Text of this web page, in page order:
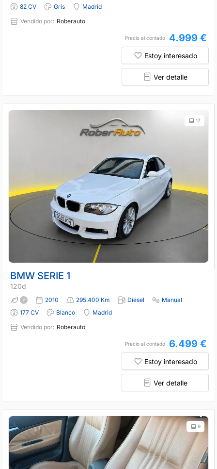
82 CV
Gris
Madrid
Vendido por: Roberauto
Precio al contado 4.999 €
Estoy interesado
Ver detalle
17
BMW SERIE 1
120d
2010 295.400 Km Diésel
Manual
177 CV
Blanco
Madrid
Vendido por: Roberauto
Precio al contado 6.499 €
Estoy interesado
Ver detalle
9